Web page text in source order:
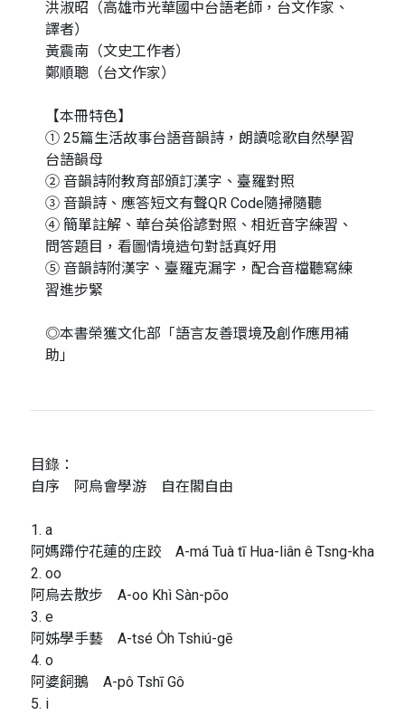
洪淑昭（高雄市光華國中台語老師，台文作家、
譯者）
黃震南（文史工作者）
鄭順聰（台文作家）
【本冊特色】
① 25篇生活故事台語音韻詩，朗讀唸歌自然學習
台語韻母
② 音韻詩附教育部頒訂漢字、臺羅對照
③ 音韻詩、應答短文有聲QR Code隨掃隨聽
④ 簡單註解、華台英俗諺對照、相近音字練習、
問答題目，看圖情境造句對話真好用
⑤ 音韻詩附漢字、臺羅克漏字，配合音檔聽寫練
習進步緊
◎本書榮獲文化部「語言友善環境及創作應用補
助」
目錄：
自序 阿烏會學游 自在閣自由
1. a
阿媽蹛佇花蓮的庄跤 A-má Tuà tī Hua-liân ê Tsng-kha
2. oo
阿烏去散步 A-oo Khì Sàn-pōo
3. e
阿姊學手藝 A-tsé O̍h Tshiú-gē
4. o
阿婆飼鵝 A-pô Tshī Gô
5. i